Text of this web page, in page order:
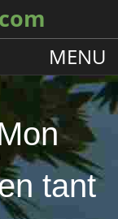
MENU
tant